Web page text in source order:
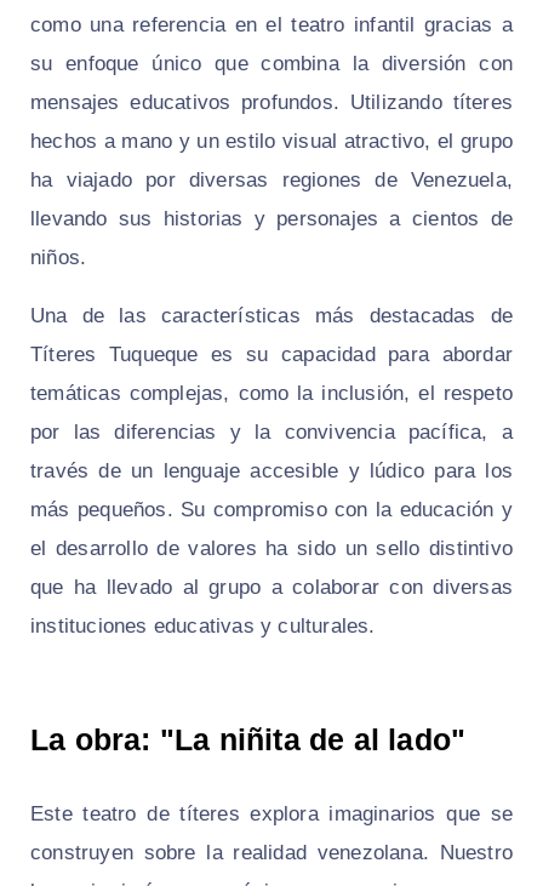
como una referencia en el teatro infantil gracias a
su enfoque único que combina la diversión con
mensajes educativos profundos. Utilizando títeres
hechos a mano y un estilo visual atractivo, el grupo
ha viajado por diversas regiones de Venezuela,
llevando sus historias y personajes a cientos de
niños.
Una de las características más destacadas de
Títeres Tuqueque es su capacidad para abordar
temáticas complejas, como la inclusión, el respeto
por las diferencias y la convivencia pacífica, a
través de un lenguaje accesible y lúdico para los
más pequeños. Su compromiso con la educación y
el desarrollo de valores ha sido un sello distintivo
que ha llevado al grupo a colaborar con diversas
instituciones educativas y culturales.
La obra: "La niñita de al lado"
Este teatro de títeres explora imaginarios que se
construyen sobre la realidad venezolana. Nuestro